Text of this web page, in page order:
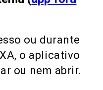
ou durante
o aplicativo
ou nem abrir.